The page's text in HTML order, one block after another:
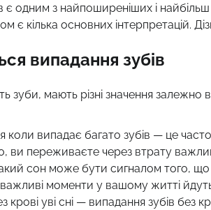
є одним з найпоширеніших і
є кілька основних інтерпретацій.
випадання зубів
зуби, мають різні значення залежно
коли випадає багато зубів — це
ви переживаєте через втрату
сон може бути сигналом того,
моменти у вашому житті
крові уві сні — випадання зубів